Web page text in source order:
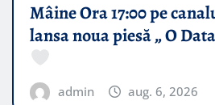
Mâine Ora 17:00 pe
lansa noua piesă „ O
admin aug. 6, 2026